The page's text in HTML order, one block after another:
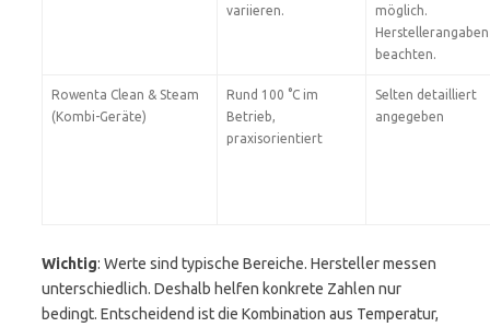
variieren.
möglich.
Herstellerangaben
beachten.
Rowenta Clean & Steam
(Kombi-Geräte)
Rund 100 °C im
Betrieb,
praxisorientiert
Selten detailliert
angegeben
Wichtig: Werte sind typische Bereiche. Hersteller messen
unterschiedlich. Deshalb helfen konkrete Zahlen nur
bedingt. Entscheidend ist die Kombination aus Temperatur,